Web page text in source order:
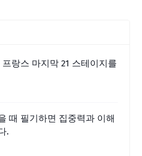
프랑스 마지막 21 스테이지를
때 필기하면 집중력과 이해
.